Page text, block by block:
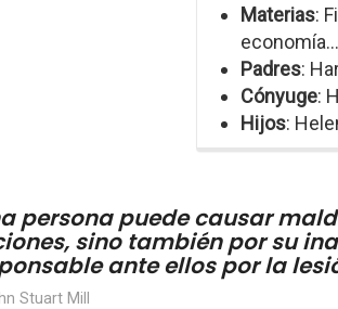
Materias:
economía...
Padres:
Cónyuge:
Hijos:
persona puede causar
sino también por su
ante ellos por la
Stuart Mill